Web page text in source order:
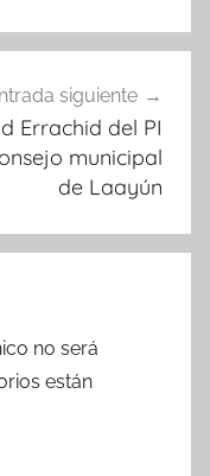
siguiente
Errachid del PI
municipal
de Laayún
no será
están